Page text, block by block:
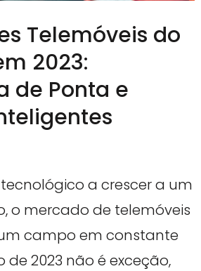
Telemóveis do
2023:
de Ponta e
a crescer a um
o mercado de telemóveis
campo em constante
de 2023 não é exceção,